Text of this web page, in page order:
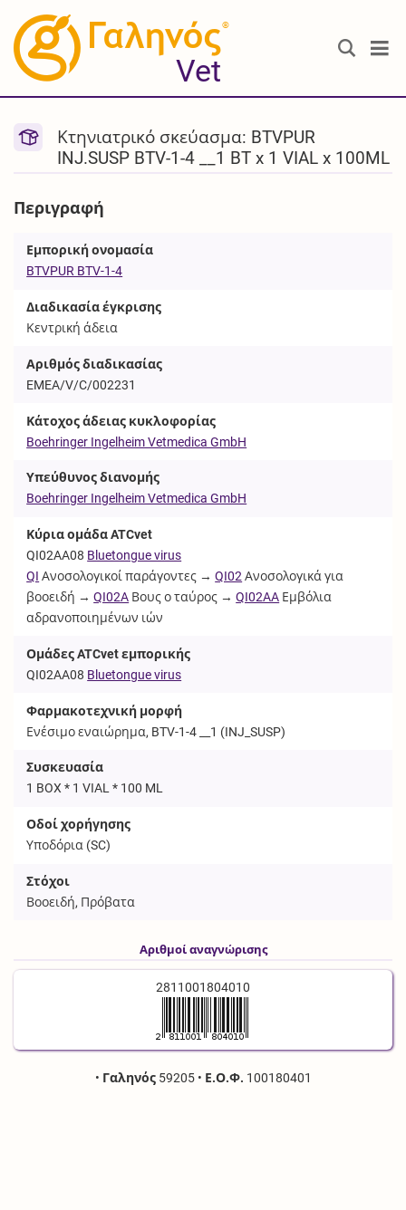
®
Vet
Κτηνιατρικό σκεύασμα: BTVPUR
INJ.SUSP BTV-1-4 __1 BT x 1 VIAL x 100ML
Περιγραφή
Εμπορική ονομασία
BTVPUR BTV-1-4
Διαδικασία έγκρισης
Κεντρική άδεια
Αριθμός διαδικασίας
EMEA/V/C/002231
Κάτοχος άδειας κυκλοφορίας
Boehringer Ingelheim Vetmedica GmbH
Υπεύθυνος διανομής
Boehringer Ingelheim Vetmedica GmbH
Κύρια ομάδα ATCvet
QI02AA08 Bluetongue virus
QI Ανοσολογικοί παράγοντες →QI02 Ανοσολογικά για
βοοειδή →QI02A Βους ο ταύρος →QI02AA Εμβόλια
αδρανοποιημένων ιών
Ομάδες ATCvet εμπορικής
QI02AA08 Bluetongue virus
Φαρμακοτεχνική μορφή
Ενέσιμο εναιώρημα, BTV-1-4 __1 (INJ_SUSP)
Συσκευασία
1 BOX * 1 VIAL * 100 ML
Οδοί χορήγησης
Υποδόρια (SC)
Στόχοι
Βοοειδή, Πρόβατα
Αριθμοί αναγνώρισης
2811001804010
• Γαληνός59205 • Ε.Ο.Φ. 100180401